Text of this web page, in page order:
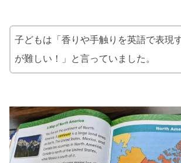
子どもは「香りや手触りを英語で表現
が難しい！」と言っていました。